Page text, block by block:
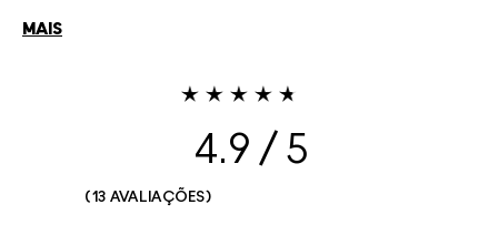
MAIS
4.9
13 AVALIAÇÕES